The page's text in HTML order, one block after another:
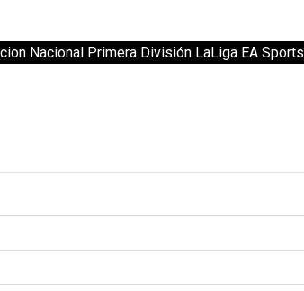
Nacional Primera División LaLiga EA Sports